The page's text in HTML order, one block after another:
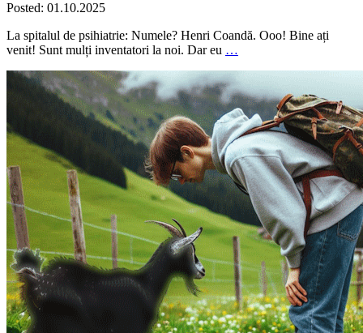
Posted: 01.10.2025
La spitalul de psihiatrie: Numele? Henri Coandă. Ooo! Bine ați
venit! Sunt mulți inventatori la noi. Dar eu …